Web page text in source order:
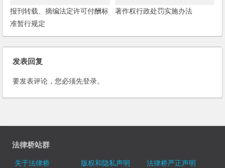
报刊转载、摘编法定许可付酬标
准暂行规定
著作权行政处罚实施办法
发表回复
要发表评论，您必须先登录。
法律桥站群
关于法律桥 版权和隐私声明
法律桥严正声明